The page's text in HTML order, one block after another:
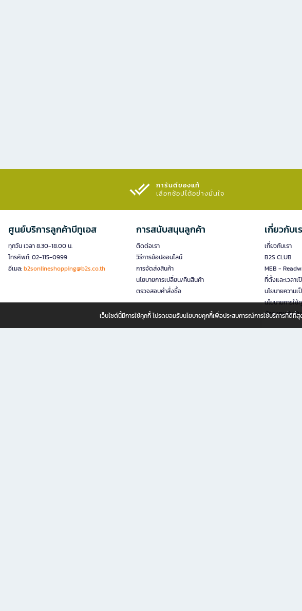
การันตีของแท้
เลือกช้อปได้อย่างมั่นใจ​
ศูนย์บริการลูกค้าบีทูเอส
ทุกวัน เวลา 8.30-18.00 น.
โทรศัพท์: 02-115-0999
อีเมล:b2sonlineshopping@b2s.co.th
การสนับสนุนลูกค้า
ติดต่อเรา
วิธีการช้อปออนไลน์
การจัดส่งสินค้า
นโยบายการเปลี่ยน/คืนสินค้า
ตรวจสอบคำสั่งซื้อ
เกี่ยวกับเ
เกี่ยวกับเรา
B2S CLUB
MEB -
ที่ตั้งและเวลา
นโยบายความ
นโยบายการใช้
นักลงทุนสัมพั
เว็บไซต์นี้มีการใช้คุกกี้ โปรดยอมรับนโยบายคุกกี้เพื่อประสบการณ์การใช้บริการที่ดี